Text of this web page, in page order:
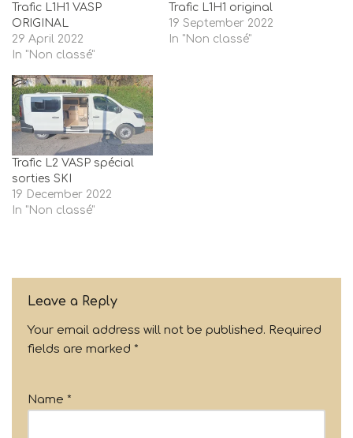
Trafic L1H1 VASP
ORIGINAL
29 April 2022
In "Non classé"
Trafic L1H1 original
19 September 2022
In "Non classé"
Trafic L2 VASP spécial
sorties SKI
19 December 2022
In "Non classé"
Leave a Reply
Your email address will not be published. Required
fields are marked *
Name *